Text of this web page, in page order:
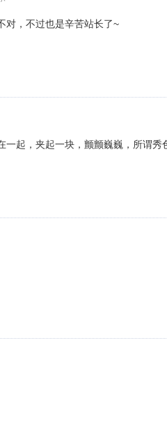
对，不过也是辛苦站长了~
一起，夹起一块，颤颤巍巍，所谓秀